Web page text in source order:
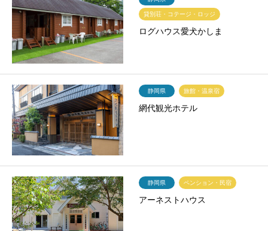
貸別荘・コテージ・ロッジ
ログハウス愛犬かしま
静岡県 旅館・温泉宿
網代観光ホテル
静岡県 ペンション・民宿
アーネストハウス